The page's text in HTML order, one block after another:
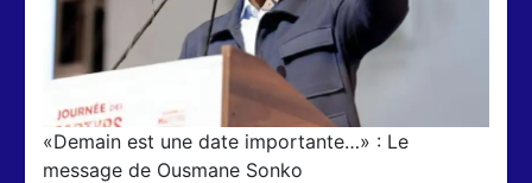
«Demain est une date importante…» : Le
message de Ousmane Sonko